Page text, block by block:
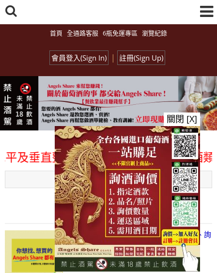
首頁 全通路客服 6瓶免運專區 瀏覽紀錄
會員登入(Sign In) | 註冊(Sign Up)
及垂直整合、一次購足」各國進口酒類
Menu
總覽-促銷&活動
all events
【凡酒問Angels Share】線上選酒、詢
(尋)酒、詢價、零售、批發，看這裡!
2024/03/01
關閉 [X]